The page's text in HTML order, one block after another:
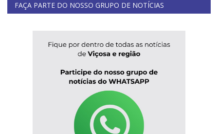
FAÇA PARTE DO NOSSO GRUPO DE NOTÍCIAS